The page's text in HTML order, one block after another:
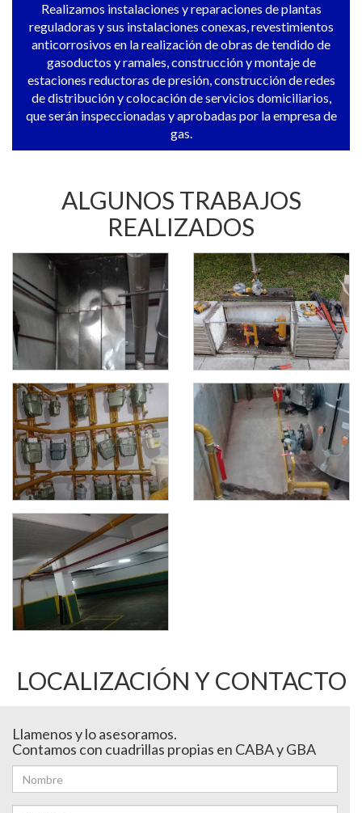
Realizamos instalaciones y reparaciones de plantas
reguladoras y sus instalaciones conexas, revestimientos
anticorrosivos en la realización de obras de tendido de
gasoductos y ramales, construcción y montaje de
estaciones reductoras de presión, construcción de redes
de distribución y colocación de servicios domiciliarios,
que serán inspeccionadas y aprobadas por la empresa de
gas.
ALGUNOS TRABAJOS
REALIZADOS
LOCALIZACIÓN Y CONTACTO
Llamenos y lo asesoramos.
Contamos con cuadrillas propias en CABA y GBA